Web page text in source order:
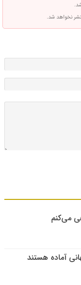
نخواهد شد.
می‌کنم
آماده هستند